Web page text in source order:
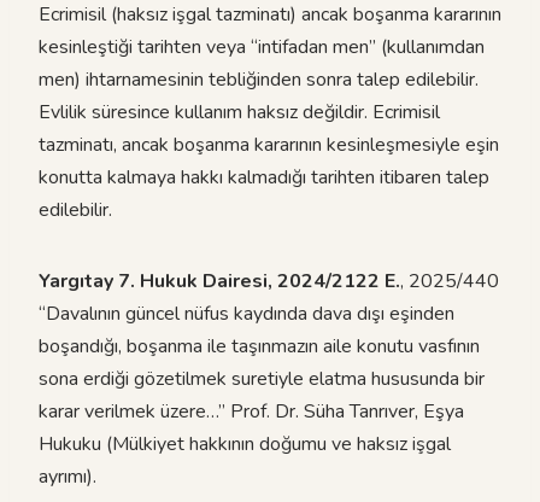
Ecrimisil (haksız işgal tazminatı) ancak boşanma kararının
kesinleştiği tarihten veya “intifadan men” (kullanımdan
men) ihtarnamesinin tebliğinden sonra talep edilebilir.
Evlilik süresince kullanım haksız değildir. Ecrimisil
tazminatı, ancak boşanma kararının kesinleşmesiyle eşin
konutta kalmaya hakkı kalmadığı tarihten itibaren talep
edilebilir.
Yargıtay 7. Hukuk Dairesi, 2024/2122 E., 2025/440
“Davalının güncel nüfus kaydında dava dışı eşinden
boşandığı, boşanma ile taşınmazın aile konutu vasfının
sona erdiği gözetilmek suretiyle elatma hususunda bir
karar verilmek üzere…” Prof. Dr. Süha Tanrıver, Eşya
Hukuku (Mülkiyet hakkının doğumu ve haksız işgal
ayrımı).